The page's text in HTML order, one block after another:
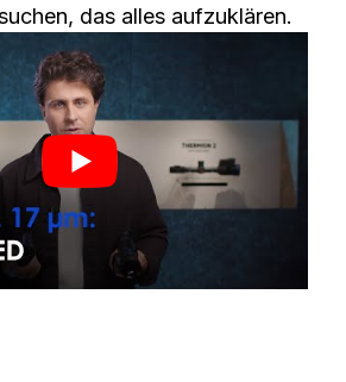
das alles aufzuklären.